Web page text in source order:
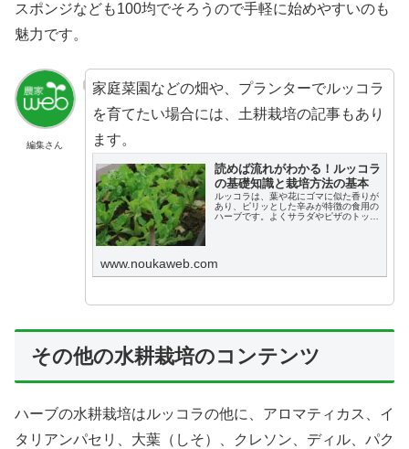
スポンジなども100均でそろうので手軽に始めやすいのも
魅力です。
編集さん
家庭菜園などの畑や、プランターでルッコラ
を育てたい場合には、土耕栽培の記事もあり
ます。
読めば流れがわかる！ルッコラ
の基礎知識と栽培方法の基本
ルッコラは、葉や花にゴマに似た香りが
あり、ピリッとした辛みが特徴の食用の
ハーブです。よくサラダやピザのトッピ
www.noukaweb.com
その他の水耕栽培のコンテンツ
ハーブの水耕栽培はルッコラの他に、アロマティカス、イ
タリアンパセリ、大葉（しそ）、クレソン、ディル、パク